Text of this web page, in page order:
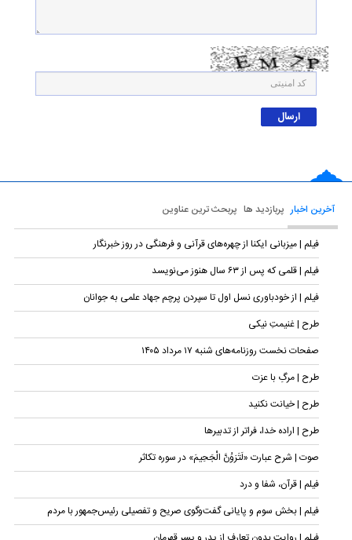
آخرین اخبار پربازدید ها پربحث ترین عناوین
فیلم | میزبانی ایکنا از چهره‌های قرآنی و فرهنگی در روز خبرنگار
فیلم | قلمی که پس از ۶۳ سال هنوز می‌نویسد
فیلم | از خودباوری نسل اول تا سپردن پرچم جهاد علمی به جوانان
طرح | غنیمتِ نیکی
صفحات نخست روزنامه‌های شنبه ۱۷ مرداد ۱۴۰۵
طرح | مرگِ با عزت
طرح | خیانت نکنید
طرح | اراده خدا، فراتر از تدبیرها
صوت | شرح عبارت «لَتَرَوُنَّ الْجَحِیمَ» در سوره تکاثر
فیلم | قرآن، شفا و درد
فیلم | بخش سوم و پایانی گفت‌وگوی صریح و تفصیلی رئیس‌جمهور با مردم